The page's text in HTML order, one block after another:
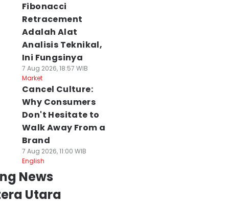
Fibonacci
Retracement
Adalah Alat
Analisis Teknikal,
Ini Fungsinya
7 Aug 2026, 18:57 WIB
Market
Cancel Culture:
Why Consumers
Don't Hesitate to
Walk Away From a
Brand
7 Aug 2026, 11:00 WIB
English
News
Utara